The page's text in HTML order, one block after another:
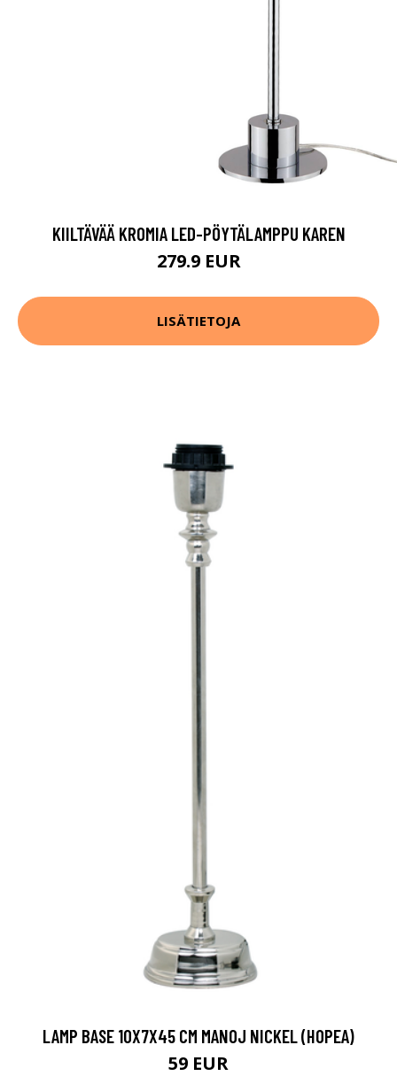
KIILTÄVÄÄ KROMIA LED-PÖYTÄLAMPPU KAREN
279.9 EUR
LISÄTIETOJA
LAMP BASE 10X7X45 CM MANOJ NICKEL (HOPEA)
59 EUR